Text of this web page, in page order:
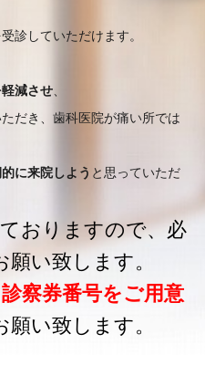
診していただけます。
減させ
だき、歯科医院が痛い所では
に来院しよう と思っていただ
おりますので、必
い致します。
察券番号をご用意
願い致します。